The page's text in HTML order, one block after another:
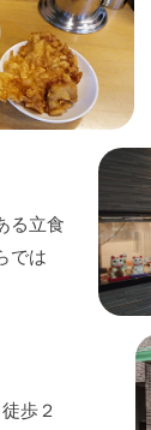
る立食
では
歩２